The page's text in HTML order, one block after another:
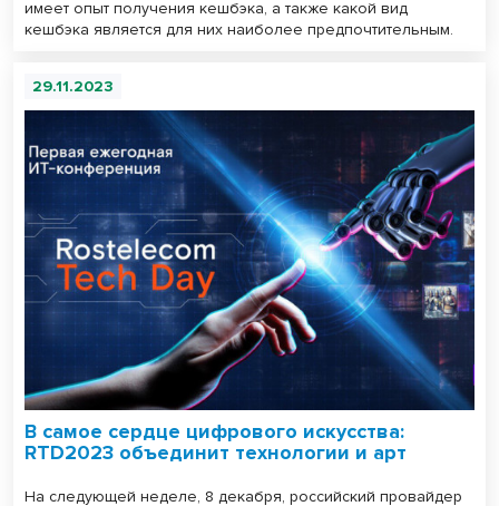
имеет опыт получения кешбэка, а также какой вид
кешбэка является для них наиболее предпочтительным.
29.11.2023
В самое сердце цифрового искусства:
RTD2023 объединит технологии и арт
На следующей неделе, 8 декабря, российский провайдер